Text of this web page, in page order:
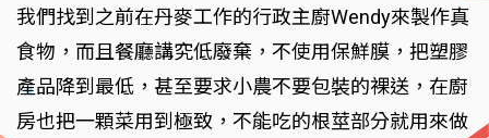
我們找到之前在丹麥工作的行政主廚Wendy來製作真
食物，而且餐廳講究低廢棄，不使用保鮮膜，把塑膠
產品降到最低，甚至要求小農不要包裝的裸送，在廚
房也把一顆菜用到極致，不能吃的根莖部分就用來做